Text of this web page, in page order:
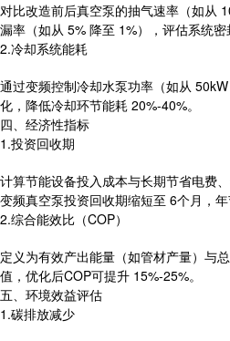
对比改造前后真空泵的抽气速率（如从
漏率（如从 5% 降至 1%），评估系统密
2.冷却系统能耗
通过变频控制冷却水泵功率（如从
化，降低冷却环节能耗 20%-40%。
四、经济性指标
1.投资回收期
计算节能设备投入成本与长期节省电费
变频真空泵投资回收期缩短至 6个月，年
2.综合能效比（COP）
定义为有效产出能量（如管材产量）与
值，优化后COP可提升 15%-25%。
五、环境效益评估
1.碳排放减少